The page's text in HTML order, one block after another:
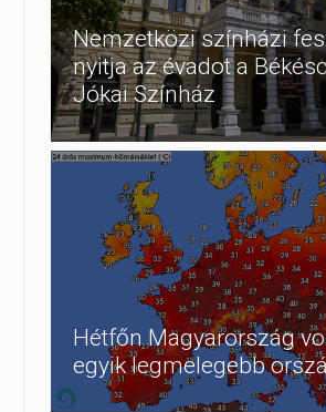
Nemzetközi színházi
nyitja az évadot a
Jókai Színház
Hétfőn Magyarország
egyik legmelegebb